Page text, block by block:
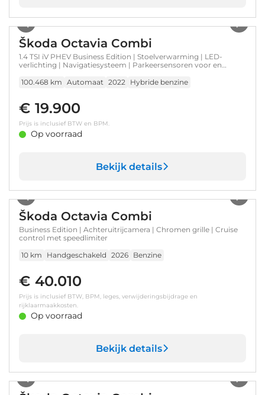
Škoda Octavia Combi
1.4 TSI iV PHEV Business Edition | Stoelverwarming | LED-
verlichting | Navigatiesysteem | Parkeersensoren voor en
100.468 km Automaat 2022 Hybride benzine
€ 19.900
Prijs is inclusief BTW en BPM.
Op voorraad
Bekijk details
Škoda Octavia Combi
Business Edition | Achteruitrijcamera | Chromen grille | Cruise
control met speedlimiter
10 km
Handgeschakeld 2026 Benzine
€ 40.010
Prijs is inclusief BTW, BPM, leges, verwijderingsbijdrage en
rijklaarmaakkosten.
Op voorraad
Bekijk details